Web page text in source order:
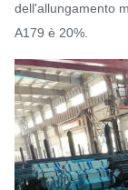
dell'allungamento
A179 è 20%.